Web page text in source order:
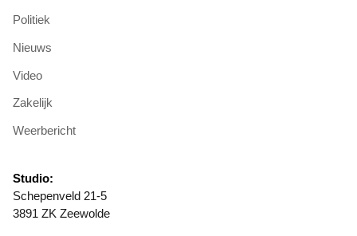
Politiek
Nieuws
Video
Zakelijk
Weerbericht
Studio:
Schepenveld 21-5
3891 ZK Zeewolde